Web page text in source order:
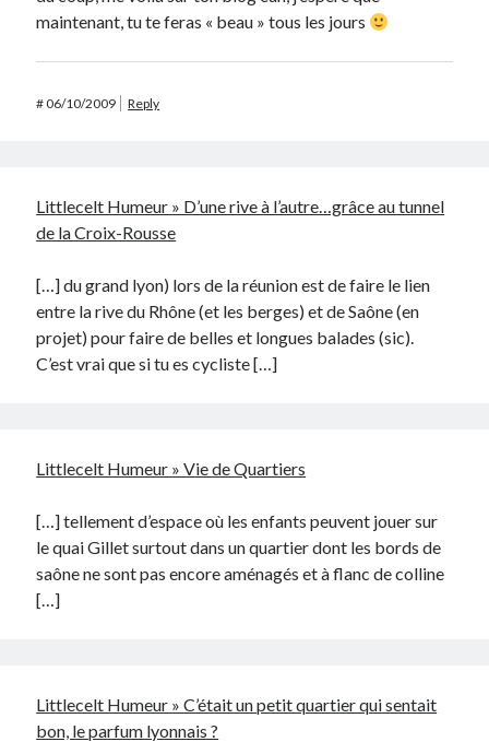
maintenant, tu te feras « beau » tous les jours
#06/10/2009 Reply
Littlecelt Humeur » D’une rive à l’autre…grâce au tunnel
de la Croix-Rousse
[…] du grand lyon) lors de la réunion est de faire le lien
entre la rive du Rhône (et les berges) et de Saône (en
projet) pour faire de belles et longues balades (sic).
C’est vrai que si tu es cycliste […]
Littlecelt Humeur » Vie de Quartiers
[…] tellement d’espace où les enfants peuvent jouer sur
le quai Gillet surtout dans un quartier dont les bords de
saône ne sont pas encore aménagés et à flanc de colline
[…]
Littlecelt Humeur » C’était un petit quartier qui sentait
bon, le parfum lyonnais ?